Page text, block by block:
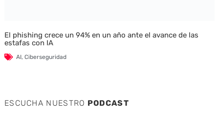
El phishing crece un 94% en un año ante el avance de las
estafas con IA
AI, Ciberseguridad
ESCUCHA NUESTRO PODCAST